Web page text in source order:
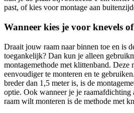
past, of kies voor montage aan
Wanneer kies je voor knevels
Draait jouw raam naar binnen toe en is
toegankelijk? Dan kun je alleen
montagemethode met klittenband. Deze
eenvoudiger te monteren en te
breder dan 1,5 meter is, is de
optie. Ook wanneer je je raamafdichting
raam wilt monteren is de methode met